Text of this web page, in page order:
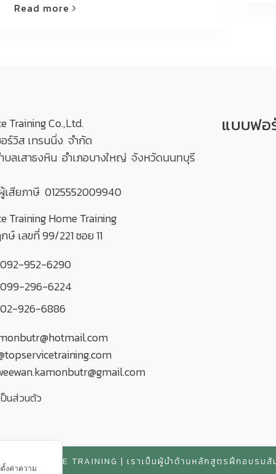
Read more
Training Co.,Ltd.
ร์วิส เทรนนิ่ง จำกัด
บลเสาธงหิน อำเภอบางใหญ่ จังหวัดนนทบุรี
เสียภาษี 0125552009940
Training Home Training
เลขที่ 99/221 ซอย 11
092-952-6290
099-296-6224
02-926-6886
นส่วนตัว
แบบฟอ
TOP SERVICE TRAINING | เราเป็นผู้นำด้านหลักสูตรฝึกอบ
งค่าความ